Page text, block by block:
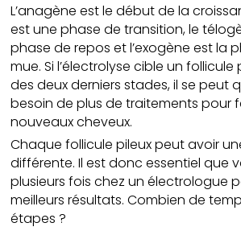
L’anagène est le début de la
est une phase de transition, le
phase de repos et l’exogène est la
mue. Si l’électrolyse cible un follicule
des deux derniers stades, il se peut
besoin de plus de traitements pour
nouveaux cheveux.
Chaque follicule pileux peut avoir
différente. Il est donc essentiel que
plusieurs fois chez un électrologue
meilleurs résultats. Combien de
étapes ?